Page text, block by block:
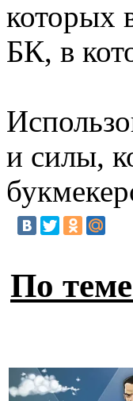
которых
БК, в
и силы,
По